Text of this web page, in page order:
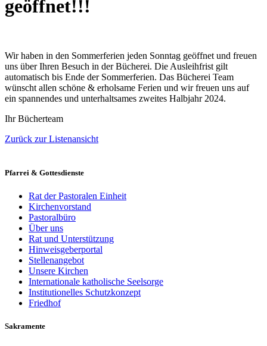
geöffnet!!!
Wir haben in den Sommerferien jeden Sonntag geöffnet und freuen
uns über Ihren Besuch in der Bücherei. Die Ausleihfrist gilt
automatisch bis Ende der Sommerferien. Das Bücherei Team
wünscht allen schöne & erholsame Ferien und wir freuen uns auf
ein spannendes und unterhaltsames zweites Halbjahr 2024.
Ihr Bücherteam
Zurück zur Listenansicht
Pfarrei & Gottesdienste
Rat der Pastoralen Einheit
Kirchenvorstand
Pastoralbüro
Über uns
Rat und Unterstützung
Hinweisgeberportal
Stellenangebot
Unsere Kirchen
Internationale katholische Seelsorge
Institutionelles Schutzkonzept
Friedhof
Sakramente